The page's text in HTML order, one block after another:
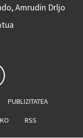
Amrudin Drljo
PUBLIZITATEA
RSS